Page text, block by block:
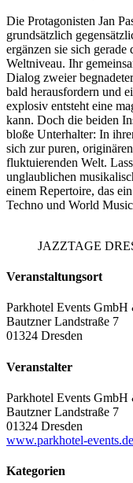
Die Protagonisten Jan
grundsätzlich
ergänzen sie sich
Weltniveau. Ihr
Dialog zweier
bald herausfordern und
explosiv entsteht eine
kann. Doch die beiden
bloße Unterhalter: In
sich zur puren,
fluktuierenden Welt.
unglaublichen
einem Repertoire, das
Techno und World
JAZZTAGE
Veranstaltungsort
Parkhotel Events
Bautzner Landstraße 7
01324 Dresden
Veranstalter
Parkhotel Events
Bautzner Landstraße 7
01324 Dresden
www.parkhotel-events.de
Kategorien